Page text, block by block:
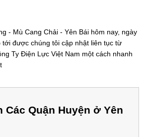
- Mù Cang Chải - Yên Bái hôm nay, ngày
tới được chúng tôi cập nhật liên tục từ
Ty Điện Lực Việt Nam một cách nhanh
Các Quận Huyện ở Yên